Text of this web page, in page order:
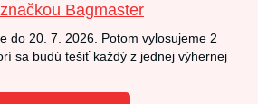
Bagmaster
do 20. 7. 2026. Potom vylosujeme 2
sa budú tešiť každý z jednej výhernej